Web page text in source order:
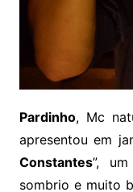
Pardinho, Mc
apresentou em
Constantes”,
sombrio e muito